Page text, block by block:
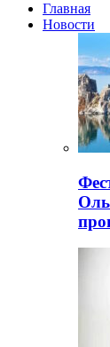
Главная
Новости